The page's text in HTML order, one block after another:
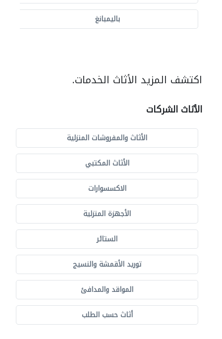
باليمبانغ
اكتشف المزيد الأثاث الخدمات.
الأثاث الشركات
الأثاث والمفروشات المنزلية
الأثاث المكتبي
الاكسسوارات
الأجهزة المنزلية
الستائر
توريد الأقمشة والنسيج
المواقد والمدافئ
أثاث حسب الطلب